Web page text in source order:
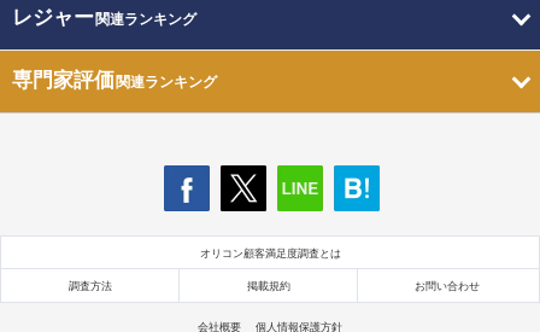
レジャー関連ランキング
専門家評価関連ランキング
オリコン顧客満足度調査とは
調査方法 掲載規約 お問い合わせ
会社概要 個人情報保護方針